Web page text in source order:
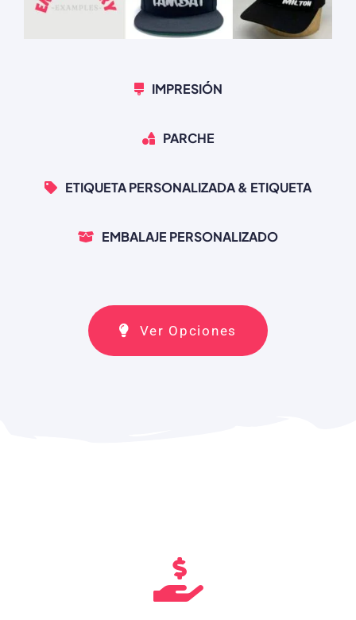
IMPRESIÓN
PARCHE
ETIQUETA PERSONALIZADA & ETIQUETA
EMBALAJE PERSONALIZADO
Ver Opciones